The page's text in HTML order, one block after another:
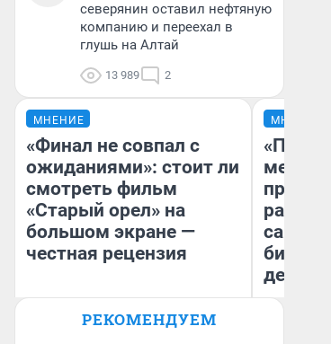
северянин оставил нефтяную
компанию и переехал в
глушь на Алтай
13 989 2
МНЕНИЕ
«Финал не совпал с
ожиданиями»: стоит ли
смотреть фильм
«Старый орел» на
большом экране —
честная рецензия
Надежда Губарь
МНЕНИЕ
самом
РЕКОМЕНДУЕМ